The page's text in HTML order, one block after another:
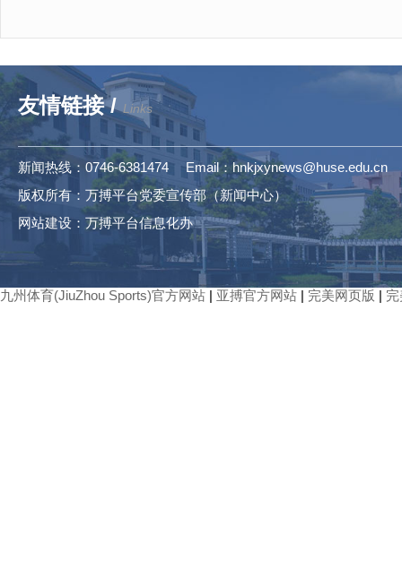
友情链接 /Links
新闻热线：0746-6381474 Email：hnkjxynews@huse.edu.cn
版权所有：万搏平台党委宣传部（新闻中心）
网站建设：万搏平台信息化办
九州体育(JiuZhou Sports)官方网站 | 亚搏官方网站 | 完美网页版 |